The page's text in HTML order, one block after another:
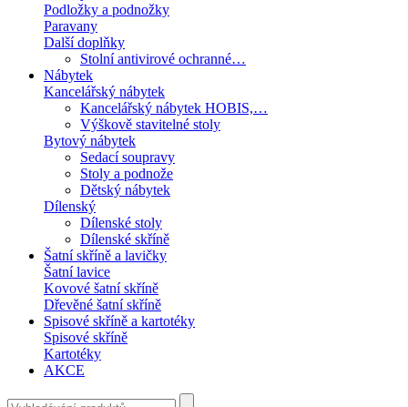
Podložky a podnožky
Paravany
Další doplňky
Stolní antivirové ochranné…
Nábytek
Kancelářský nábytek
Kancelářský nábytek HOBIS,…
Výškově stavitelné stoly
Bytový nábytek
Sedací soupravy
Stoly a podnože
Dětský nábytek
Dílenský
Dílenské stoly
Dílenské skříně
Šatní skříně a lavičky
Šatní lavice
Kovové šatní skříně
Dřevěné šatní skříně
Spisové skříně a kartotéky
Spisové skříně
Kartotéky
AKCE